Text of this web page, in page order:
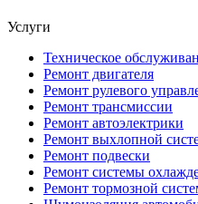
Услуги
Техническое
Ремонт двигателя
Ремонт рулевого
Ремонт трансмиссии
Ремонт автоэлектрики
Ремонт выхлопной
Ремонт подвески
Ремонт системы
Ремонт тормозной